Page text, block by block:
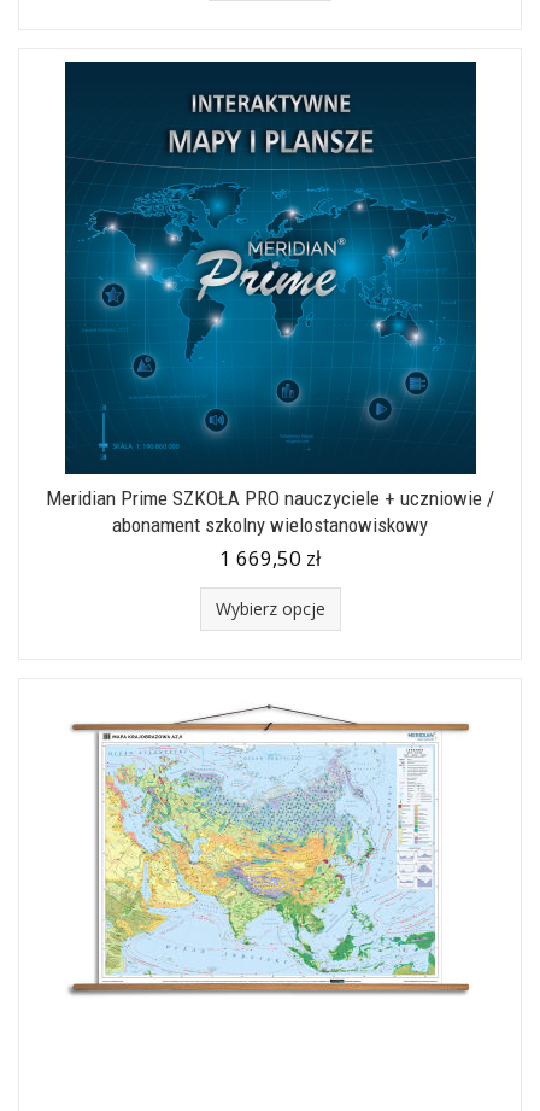
Meridian Prime SZKOŁA PRO nauczyciele + uczniowie /
abonament szkolny wielostanowiskowy
1 669,50 zł
Wybierz opcje